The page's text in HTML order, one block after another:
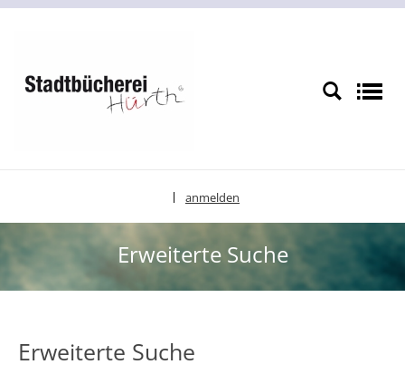
anmelden
Erweiterte Suche
Erweiterte Suche